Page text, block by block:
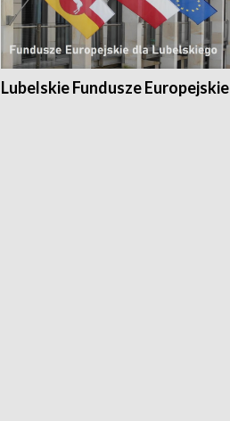
Lubelskie Fundusze Europejskie